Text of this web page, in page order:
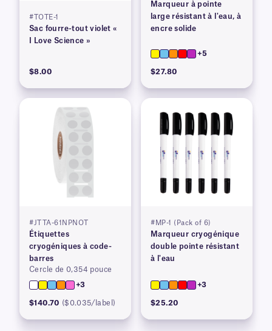
#TOTE-1
Sac fourre-tout violet «
I Love Science »
$8.00
Marqueur à pointe
large résistant à l'eau, à
encre solide
+5
$27.80
#JTTA-61NPNOT
Étiquettes
cryogéniques à code-
barres
Cercle de 0,354 pouce
+3
$140.70 ($0.035/label)
#MP-1 (Pack of 6)
Marqueur cryogénique
double pointe résistant
à l'eau
+3
$25.20